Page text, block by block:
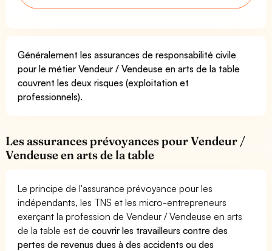
Généralement les assurances de responsabilité civile
pour le métier Vendeur / Vendeuse en arts de la table
couvrent les deux risques (exploitation et
professionnels).
Les assurances prévoyances pour Vendeur /
Vendeuse en arts de la table
Le principe de l'assurance prévoyance pour les
indépendants, les TNS et les micro-entrepreneurs
exerçant la profession de Vendeur / Vendeuse en arts
de la table est decouvrir les travailleurs contre des
pertes de revenus dues à des accidents ou des